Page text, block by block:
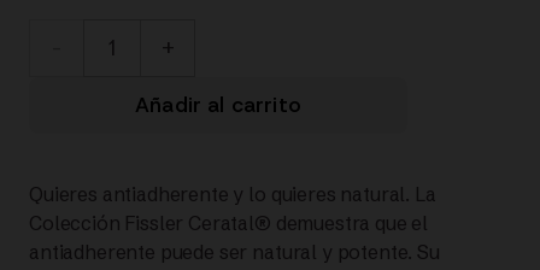
100/0
Añadir al carrito
Quieres antiadherente y lo quieres natural. La
Colección Fissler Ceratal® demuestra que el
antiadherente puede ser natural y potente. Su